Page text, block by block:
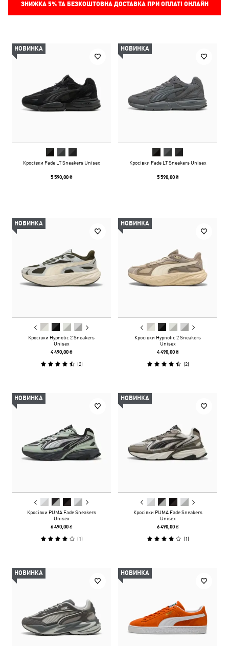
ЗНИЖКА 5%ТА БЕЗКОШТОВНА ДОСТАВКА ПРИ ОПЛАТІ ОНЛАЙН
НОВИНКА
Кросівки Fade LT Sneakers Unisex
5 590,00 ₴
НОВИНКА
Кросівки Fade LT Sneakers Unisex
5 590,00 ₴
НОВИНКА
Кросівки Hypnotic 2 Sneakers
Unisex
4 490,00 ₴
(2)
НОВИНКА
Кросівки Hypnotic 2 Sneakers
Unisex
4 490,00 ₴
(2)
НОВИНКА
Кросівки PUMA Fade Sneakers
Unisex
6 490,00 ₴
(1)
НОВИНКА
Кросівки PUMA Fade Sneakers
Unisex
6 490,00 ₴
(1)
НОВИНКА НОВИНКА